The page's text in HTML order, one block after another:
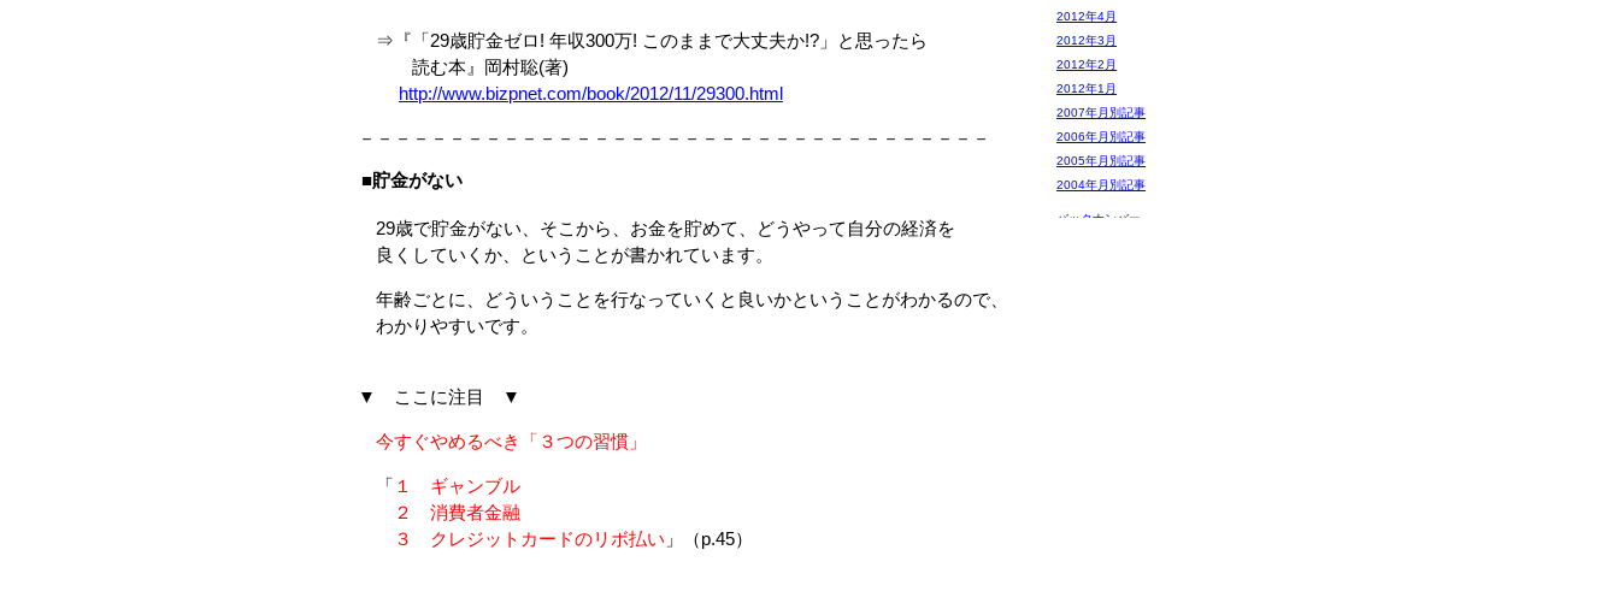
⇒『「29歳貯金ゼロ! 年収300万! このままで大丈夫か!?」と思ったら
読む本』岡村聡(著)
http://www.bizpnet.com/book/2012/11/29300.html
－－－－－－－－－－－－－－－－－－－－－－－－－－－－－－－－－－－
■貯金がない
29歳で貯金がない、そこから、お金を貯めて、どうやって自分の経済を
良くしていくか、ということが書かれています。
年齢ごとに、どういうことを行なっていくと良いかということがわかるので、
わかりやすいです。
▼ ここに注目 ▼
今すぐやめるべき「３つの習慣」
「 １ ギャンブル
２ 消費者金融
３ クレジットカードのリボ払い 」（p.45）
2012年4月
2012年3月
2012年2月
2012年1月
2007年月別記事
2006年月別記事
2005年月別記事
2004年月別記事
バックナンバー